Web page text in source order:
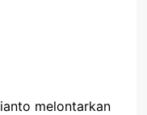
melontarkan